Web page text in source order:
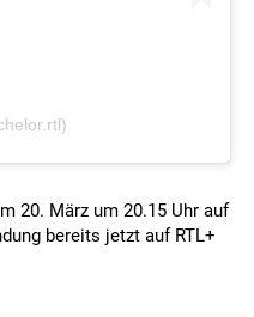
20. März um 20.15 Uhr auf
bereits jetzt auf RTL+